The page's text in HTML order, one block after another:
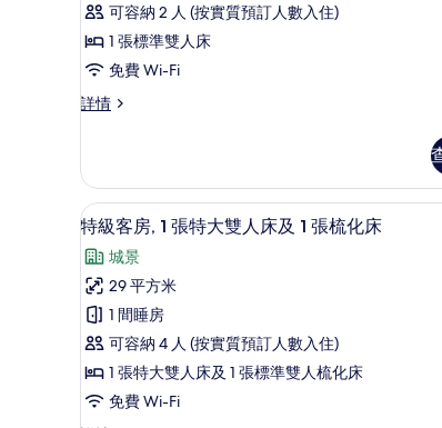
客
房
的
相
可容納 2 人 (按實質預訂人數入住)
1 張標準雙人床
免費 Wi-Fi
詳情
標
詳
情
載
入
所
有
特
級
客
特級客房, 1 張特大雙
4
特級客房, 1 張特大雙人床及 1 張梳化床
城景
29 平方米
1 間睡房
可容納 4 人 (按實質預訂人數入住)
1 張特大雙人床及 1 張標準雙人梳化床
免費 Wi-Fi